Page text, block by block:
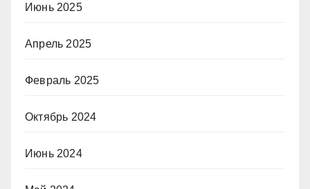
Июнь 2025
Апрель 2025
Февраль 2025
Октябрь 2024
Июнь 2024